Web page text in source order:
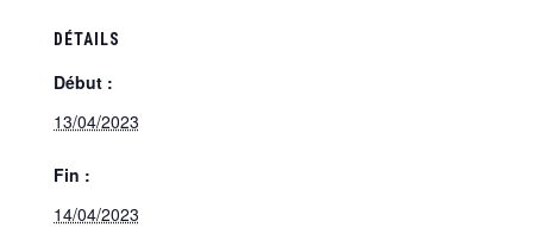
DÉTAILS
Début :
13/04/2023
Fin :
14/04/2023